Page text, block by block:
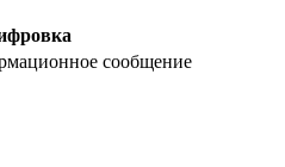
сообщение